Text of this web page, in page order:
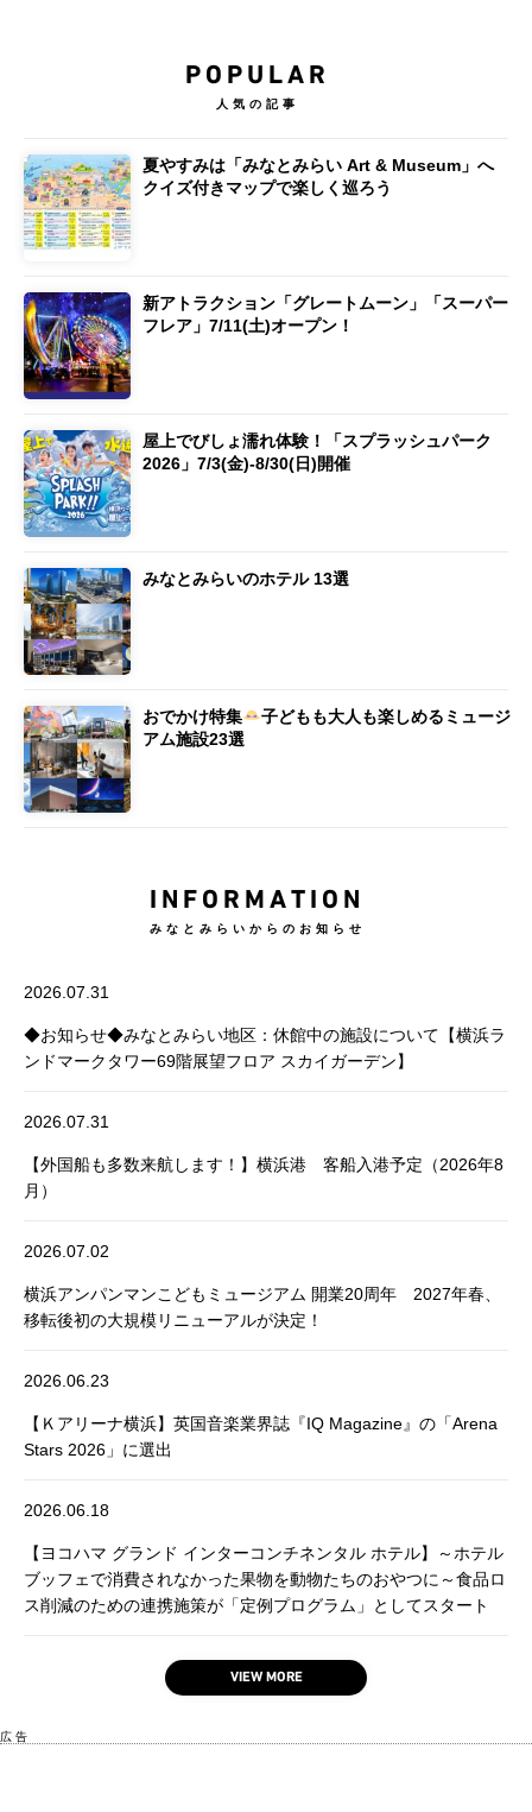
POPULAR
人気の記事
夏やすみは「みなとみらい Art & Museum」へ
クイズ付きマップで楽しく巡ろう
新アトラクション「グレートムーン」「スーパー
フレア」7/11(土)オープン！
屋上でびしょ濡れ体験！「スプラッシュパーク
2026」7/3(金)-8/30(日)開催
みなとみらいのホテル 13選
おでかけ特集
子どもも大人も楽しめるミュージ
アム施設23選
INFORMATION
みなとみらいからのお知らせ
2026.07.31
◆お知らせ◆みなとみらい地区：休館中の施設について【横浜ラ
ンドマークタワー69階展望フロア スカイガーデン】
2026.07.31
【外国船も多数来航します！】横浜港 客船入港予定（2026年8
月）
2026.07.02
横浜アンパンマンこどもミュージアム 開業20周年 2027年春、
移転後初の大規模リニューアルが決定！
2026.06.23
【Ｋアリーナ横浜】英国音楽業界誌『IQ Magazine』の「Arena
Stars 2026」に選出
2026.06.18
【ヨコハマ グランド インターコンチネンタル ホテル】～ホテル
ブッフェで消費されなかった果物を動物たちのおやつに～食品ロ
ス削減のための連携施策が「定例プログラム」としてスタート
VIEW MORE
広 告